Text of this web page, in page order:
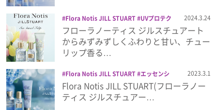
ライフスタイル
プレゼント
インタビュー
フィルム
Flora Notis JILL STUART
UVプロテク
ター
オードパルファン コスメ
チュー
リップ
フローラノーティス ジルスチュ
アート リペアヘアオイル
2024.3.24
フローラノーティス ジルスチュアート
からみずみずしくふわりと甘い、チュー
リップ香る…
Flora Notis JILL STUART
エッセンシ
ャルUVプロテクター
オードパルファン
ブルーハイドレンジア
リペアヘアオイ
ル
2023.3.1
Flora Notis JILL STUART(フローラノー
ティス ジルスチュアー…